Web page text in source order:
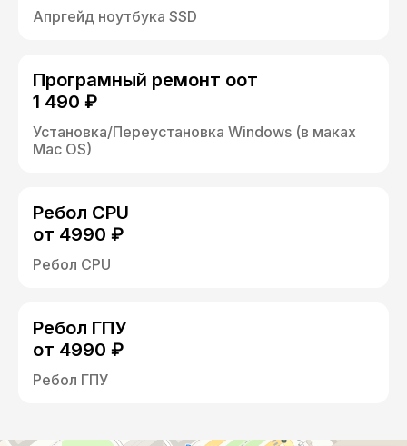
Апргейд ноутбука SSD
Програмный ремонт оот
1 490 ₽
Установка/Переустановка Windows (в маках
Mac OS)
Ребол CPU
от 4990 ₽
Ребол CPU
Ребол ГПУ
от 4990 ₽
Ребол ГПУ